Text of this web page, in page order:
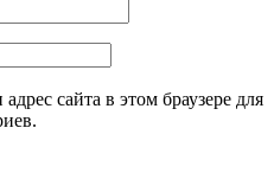
сайта в этом браузере для